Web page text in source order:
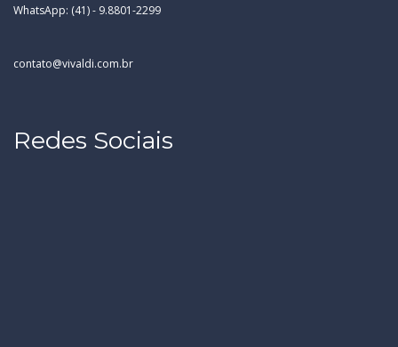
WhatsApp: (41) - 9.8801-2299
contato@vivaldi.com.br
Redes Sociais